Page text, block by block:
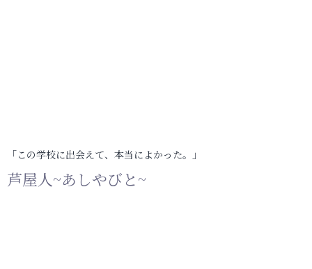
「この学校に出会えて、本当によかった。」
芦屋人~あしやびと~